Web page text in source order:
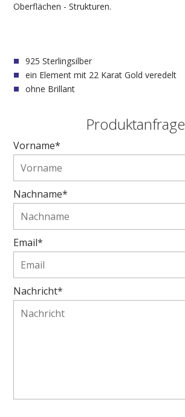
Oberflächen - Strukturen.
925 Sterlingsilber
ein Element mit 22 Karat Gold veredelt
ohne Brillant
Produktanfrage
Vorname*
Nachname*
Email*
Nachricht*